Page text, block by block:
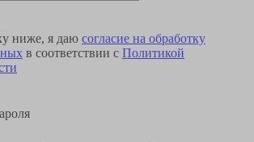
ниже, я даю согласие на обработку
в соответствии с Политикой